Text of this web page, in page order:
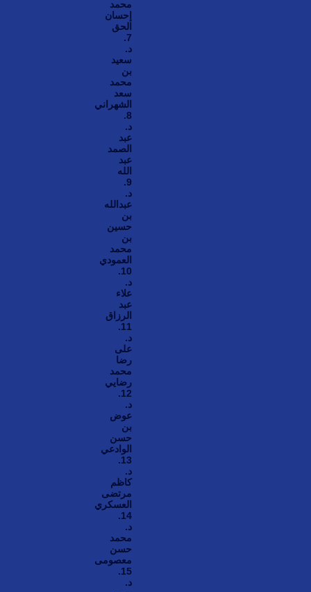
محمد
إحسان
الحق
7.
د.
سعيد
بن
محمد
سعد
الشهراني
8.
د.
عبد
الصمد
عبد
الله
9.
د.
عبدالله
بن
حسين
بن
محمد
العمودي
10.
د.
علاء
عبد
الرزاق
11.
د.
علی
رضا
محمد
رضايي
12.
د.
عوض
بن
حسن
الوادعي
13.
د.
كاظم
مرتضى
العسكري
14.
د.
محمد
حسن
معصومی
15.
د.